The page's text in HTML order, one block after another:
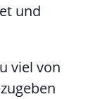
und
viel von